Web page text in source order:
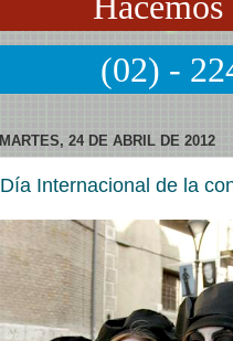
(02) -
MARTES, 24 DE ABRIL DE 2012
Día Internacional de la